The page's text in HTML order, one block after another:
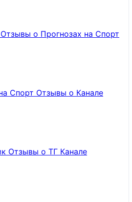
о Прогнозах на Спорт
Спорт Отзывы о Канале
Отзывы о ТГ Канале